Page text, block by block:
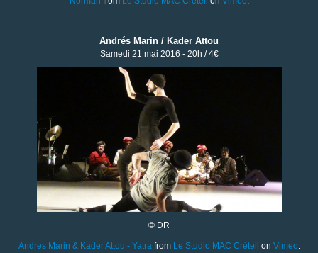
Andrés Marin / Kader Attou
Samedi 21 mai 2016 - 20h / 4€
© DR
Andres Marin & Kader Attou - Yatrafrom Le Studio MAC Créteil on Vimeo.